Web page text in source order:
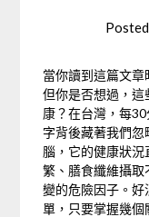
當你讀到這篇文章
但你是否想過，
康？在台灣，每
字背後藏著我們
腦，它的健康狀
繁、膳食纖維攝
變的危險因子。
單，只要掌握幾